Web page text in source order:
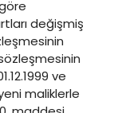
değişmiş
ve
maliklerle